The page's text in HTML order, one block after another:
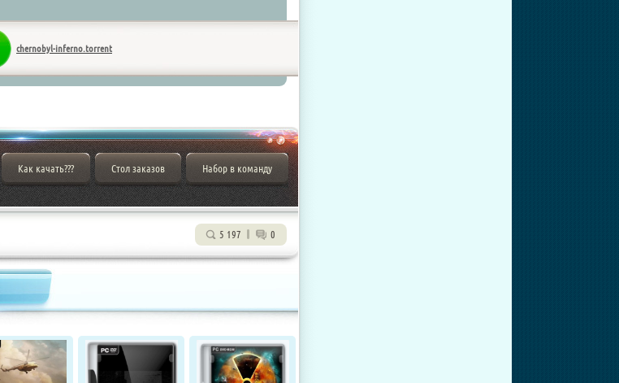
chernobyl-inferno.torrent
Как качать??? Стол заказов Набор в команду
5 197 0